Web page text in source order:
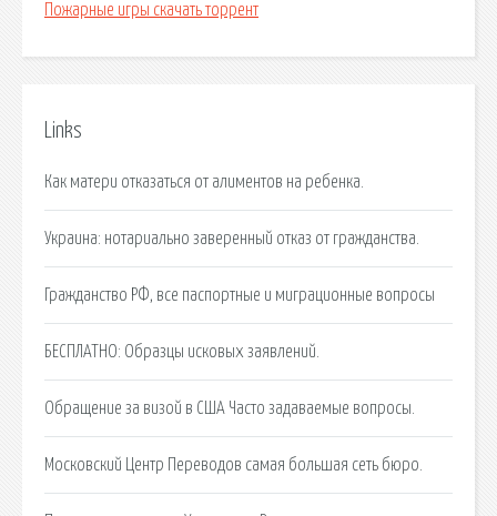
Пожарные игры скачать торрент
Links
Как матери отказаться от алиментов на ребенка.
Украина: нотариально заверенный отказ от гражданства.
Гражданство РФ, все паспортные и миграционные вопросы
БЕСПЛАТНО: Образцы исковых заявлений.
Обращение за визой в США Часто задаваемые вопросы.
Московский Центр Переводов самая большая сеть бюро.